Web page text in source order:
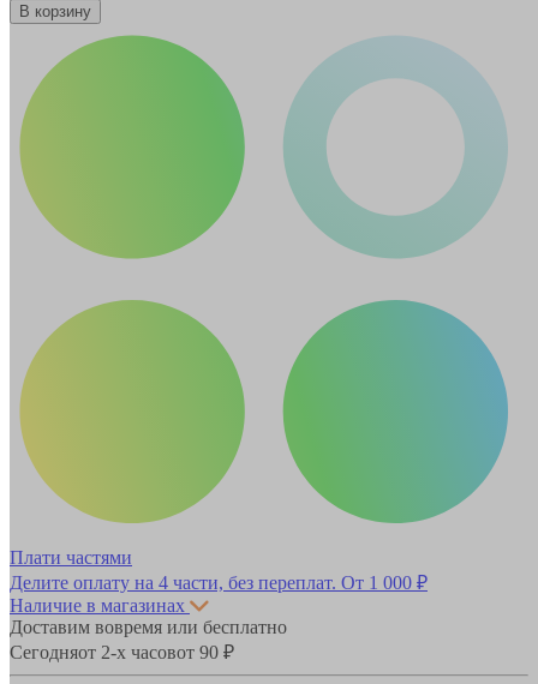
В корзину
Плати частями
Делите оплату на 4 части, без переплат. От 1 000 ₽
Наличие в магазинах
Доставим вовремя или бесплатно
Сегодняот 2-х часовот 90 ₽